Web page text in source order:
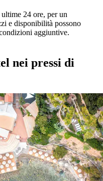
24 ore, per un
e disponibilità possono
aggiuntive.
nei pressi di